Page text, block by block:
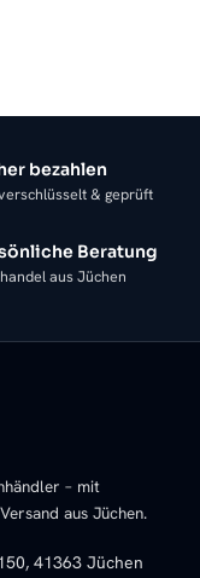
bezahlen
& geprüft
Beratung
aus Jüchen
– mit
aus Jüchen.
41363 Jüchen